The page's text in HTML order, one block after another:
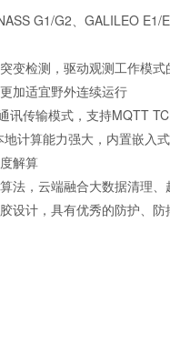
G1/G2、GALILEO
变检测，驱动观测工作模式
加适宜野外连续运行
讯传输模式，支持MQTT
计算能力强大，内置嵌入
解算
法，云端融合大数据清理
设计，具有优秀的防护、防